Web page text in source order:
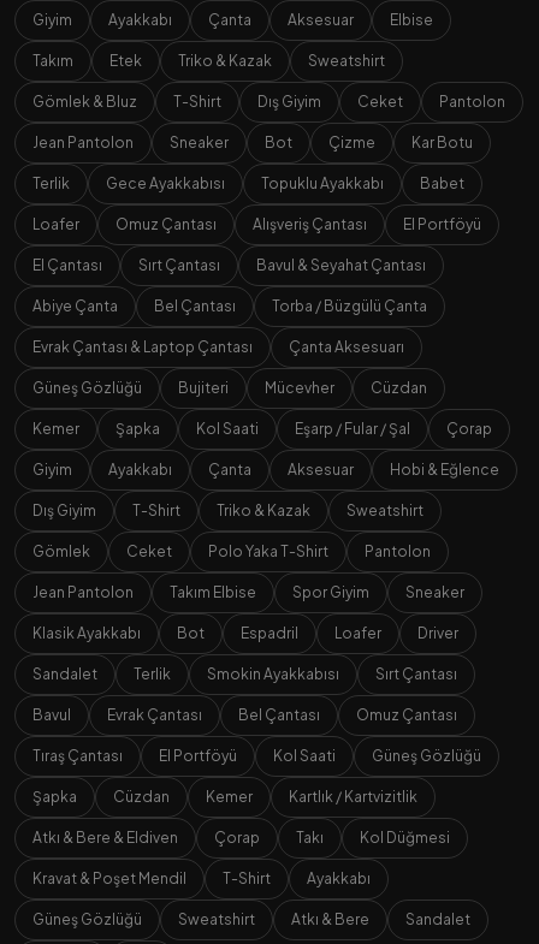
Giyim Ayakkabı Çanta Aksesuar Elbise
Takım Etek Triko & Kazak Sweatshirt
Gömlek & Bluz T-Shirt Dış Giyim Ceket Pantolon
Jean Pantolon Sneaker Bot Çizme Kar Botu
Terlik Gece Ayakkabısı Topuklu Ayakkabı Babet
Loafer Omuz Çantası Alışveriş Çantası El Portföyü
El Çantası Sırt Çantası Bavul & Seyahat Çantası
Abiye Çanta Bel Çantası Torba / Büzgülü Çanta
Evrak Çantası & Laptop Çantası Çanta Aksesuarı
Güneş Gözlüğü Bujiteri Mücevher Cüzdan
Kemer Şapka Kol Saati Eşarp / Fular / Şal Çorap
Giyim Ayakkabı Çanta Aksesuar Hobi & Eğlence
Dış Giyim T-Shirt Triko & Kazak Sweatshirt
Gömlek Ceket Polo Yaka T-Shirt Pantolon
Jean Pantolon Takım Elbise Spor Giyim Sneaker
Klasik Ayakkabı Bot Espadril Loafer Driver
Sandalet Terlik Smokin Ayakkabısı Sırt Çantası
Bavul Evrak Çantası Bel Çantası Omuz Çantası
Tıraş Çantası El Portföyü Kol Saati Güneş Gözlüğü
Şapka Cüzdan Kemer Kartlık / Kartvizitlik
Atkı & Bere & Eldiven Çorap Takı Kol Düğmesi
Kravat & Poşet Mendil T-Shirt Ayakkabı
Güneş Gözlüğü Sweatshirt Atkı & Bere Sandalet